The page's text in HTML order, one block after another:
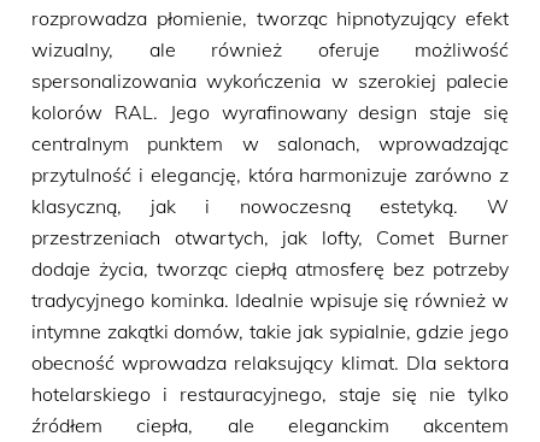
rozprowadza płomienie, tworząc hipnotyzujący efekt
wizualny, ale również oferuje możliwość
spersonalizowania wykończenia w szerokiej palecie
kolorów RAL. Jego wyrafinowany design staje się
centralnym punktem w salonach, wprowadzając
przytulność i elegancję, która harmonizuje zarówno z
klasyczną, jak i nowoczesną estetyką. W
przestrzeniach otwartych, jak lofty, Comet Burner
dodaje życia, tworząc ciepłą atmosferę bez potrzeby
tradycyjnego kominka. Idealnie wpisuje się również w
intymne zakątki domów, takie jak sypialnie, gdzie jego
obecność wprowadza relaksujący klimat. Dla sektora
hotelarskiego i restauracyjnego, staje się nie tylko
źródłem ciepła, ale eleganckim akcentem